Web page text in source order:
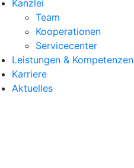
Kanzlei
Team
Kooperationen
Servicecenter
Leistungen & Kompetenzen
Karriere
Aktuelles